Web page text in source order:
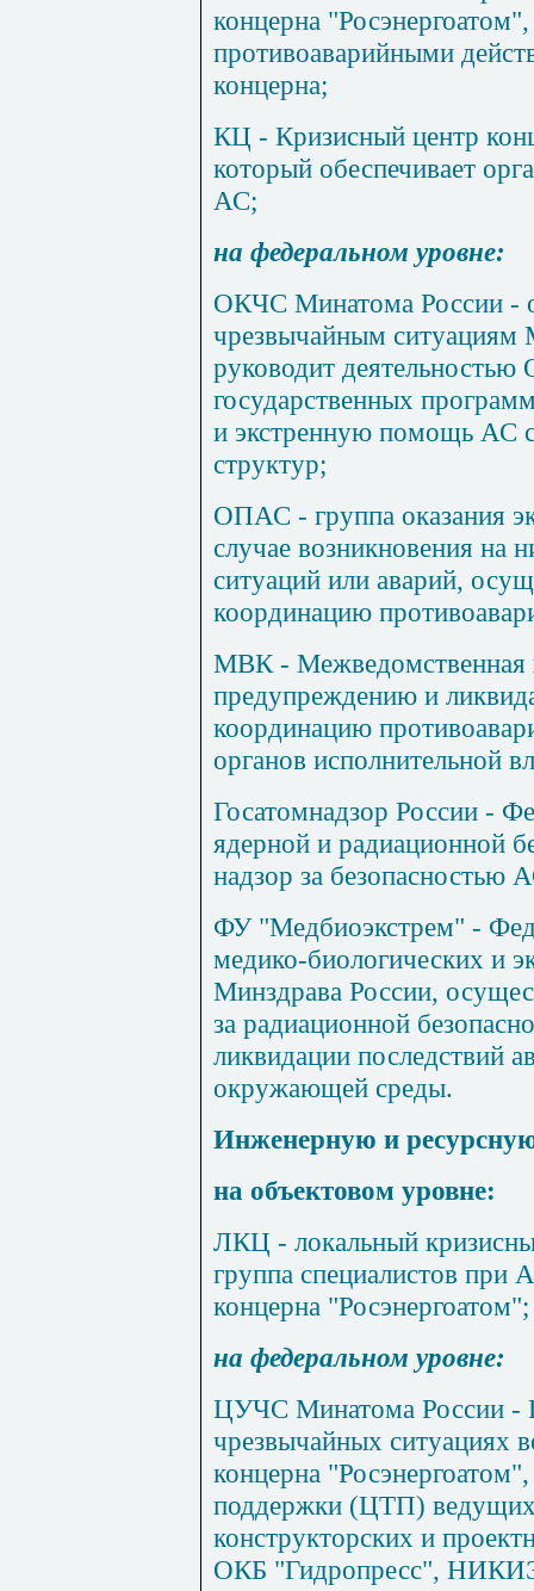
концерна
противоаварийными
концерна;
КЦ - Кризисный центр
который обеспечивает
АС;
на федеральном уровне:
ОКЧС Минатома России -
чрезвычайным ситуациям
руководит
государственных
и экстренную помощь АС
структур;
ОПАС - группа оказания
случае возникновения на
ситуаций или аварий,
координацию
МВК - Межведомственная
предупреждению и
координацию
органов исполнительной
Госатомнадзор России -
ядерной и радиационной
надзор за безопасностью
ФУ "Медбиоэкстрем" -
медико-биологических и
Минздрава России,
за радиационной
ликвидации последствий
окружающей среды.
Инженерную и
на объектовом уровне:
ЛКЦ - локальный
группа специалистов при
концерна "Росэнергоатом";
на федеральном уровне:
ЦУЧС Минатома России -
чрезвычайных ситуациях
концерна
поддержки (ЦТП) ведущих
конструкторских и
ОКБ "Гидропресс",